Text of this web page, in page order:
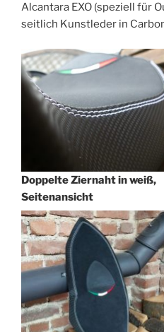
Alcantara EXO (speziell für
seitlich Kunstleder in
Doppelte Ziernaht in weiß,
Seitenansicht